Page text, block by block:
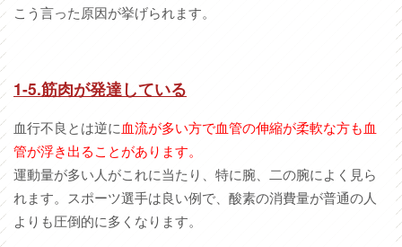
こう言った原因が挙げられます。
1-5.筋肉が発達している
血行不良とは逆に血流が多い方で血管の伸縮が柔軟な方も血
管が浮き出ることがあります。
運動量が多い人がこれに当たり、特に腕、二の腕によく見ら
れます。スポーツ選手は良い例で、酸素の消費量が普通の人
よりも圧倒的に多くなります。